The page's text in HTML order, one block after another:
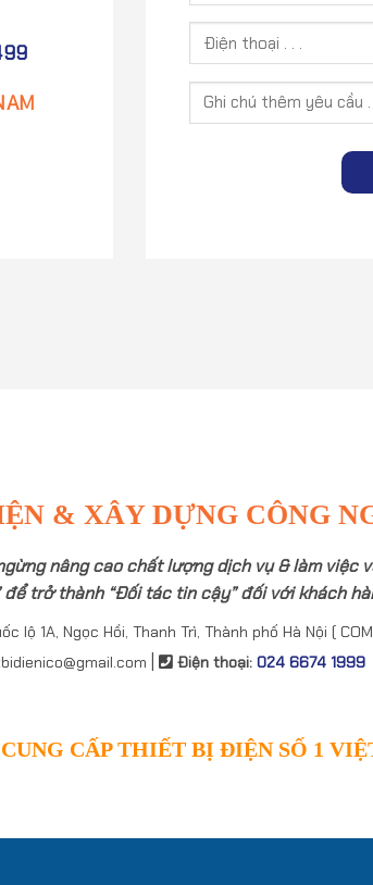
& XÂY DỰNG CÔNG
nâng cao chất lượng dịch vụ & làm việc
để trở thành “Đối tác tin cậy” đối với khách
lộ 1A, Ngọc Hồi, Thanh Trì, Thành phố Hà Nội (
Điện thoại: 024 6674 1999
CẤP THIẾT BỊ ĐIỆN SỐ 1